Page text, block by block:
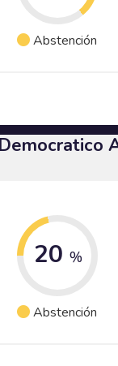
Abstención
20 %
Abstención